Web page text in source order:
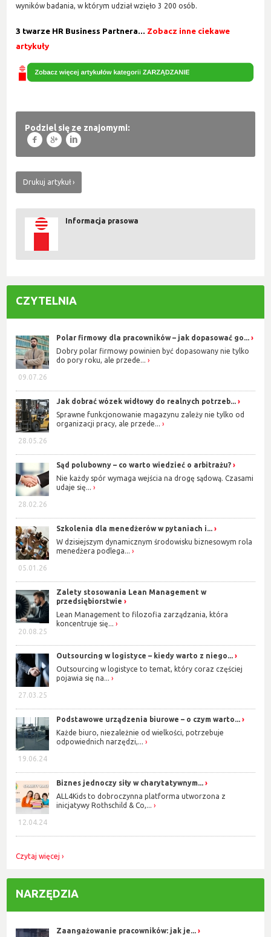
wyników badania, w którym udział wzięło 3 200 osób.
3 twarze HR Business Partnera... Zobacz inne ciekawe
artykuły
Podziel się ze znajomymi:
f g l
Drukuj artykuł
Informacja prasowa
CZYTELNIA
09.07.26
Polar firmowy dla pracowników – jak dopasować go...
Dobry polar firmowy powinien być dopasowany nie tylko
do pory roku, ale przede...
28.05.26
Jak dobrać wózek widłowy do realnych potrzeb...
Sprawne funkcjonowanie magazynu zależy nie tylko od
organizacji pracy, ale przede...
28.02.26
Sąd polubowny – co warto wiedzieć o arbitrażu?
Nie każdy spór wymaga wejścia na drogę sądową. Czasami
udaje się...
05.01.26
Szkolenia dla menedżerów w pytaniach i...
W dzisiejszym dynamicznym środowisku biznesowym rola
menedżera podlega...
20.08.25
Zalety stosowania Lean Management w
przedsiębiorstwie
Lean Management to filozofia zarządzania, która
koncentruje się...
27.03.25
Outsourcing w logistyce – kiedy warto z niego...
Outsourcing w logistyce to temat, który coraz częściej
pojawia się na...
19.06.24
Podstawowe urządzenia biurowe – o czym warto...
Każde biuro, niezależnie od wielkości, potrzebuje
odpowiednich narzędzi,...
12.04.24
Biznes jednoczy siły w charytatywnym...
ALL4Kids to dobroczynna platforma utworzona z
inicjatywy Rothschild & Co,...
Czytaj więcej
NARZĘDZIA
Zaangażowanie pracowników: jak je...